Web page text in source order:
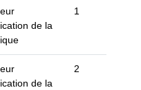
de la
1
de la
2